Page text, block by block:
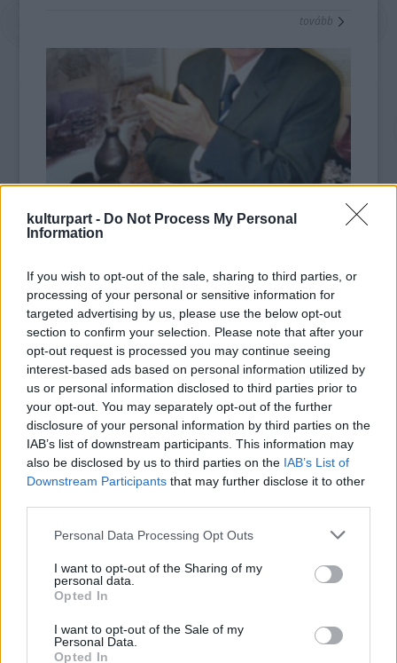
kulturpart - Do Not Process My Personal
Information
If you wish to opt-out of the sale, sharing to third parties, or
processing of your personal or sensitive information for
targeted advertising by us, please use the below opt-out
section to confirm your selection. Please note that after your
opt-out request is processed you may continue seeing
interest-based ads based on personal information utilized by
us or personal information disclosed to third parties prior to
your opt-out. You may separately opt-out of the further
disclosure of your personal information by third parties on the
IAB’s list of downstream participants. This information may
also be disclosed by us to third parties on the IAB’s List of
Downstream Participants that may further disclose it to other
Please note that this website/app uses one or more Google
not limited to your visit or usage behaviour. You may click to
grant or deny consent to Google and its third-party tags to
use your data for below specified purposes in below Google
consent section.
Personal Data Processing Opt Outs
I want to opt-out of the Sharing of my
personal data.
Opted In
I want to opt-out of the Sale of my
Personal Data.
Opted In
tovább
Elhunyt Kovács Tibor régész
AMagyar Nemzeti Múzeum korábbi főigazgatóját kedden, 73
éves korában érte a halál. Számosnemzetközi és magyar
kiállítás rendezésemellett főigazgatósága alatt zajlott a
Magyar Nemzeti Múzeum átfogó rekonstrukciója.
tovább
2013. 09. 17.|Kultúrpart
A világhírű magyar származású fotográfus „szerepeit"